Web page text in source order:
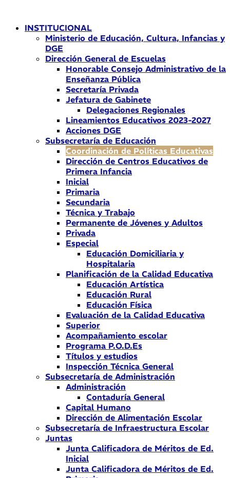
contenidoINSTITUCIONAL
Ministerio de Educación, Cultura, Infancias y
DGE
Dirección General de Escuelas
Honorable Consejo Administrativo de la
Enseñanza Pública
Secretaría Privada
Jefatura de Gabinete
Delegaciones Regionales
Lineamientos Educativos 2023-2027
Acciones DGE
Subsecretaría de Educación
Coordinación de Políticas Educativas
Dirección de Centros Educativos de
Primera Infancia
Inicial
Primaria
Secundaria
Técnica y Trabajo
Permanente de Jóvenes y Adultos
Privada
Especial
Educación Domiciliaria y
Hospitalaria
Planificación de la Calidad Educativa
Educación Artística
Educación Rural
Educación Física
Evaluación de la Calidad Educativa
Superior
Acompañamiento escolar
Programa P.O.D.Es
Títulos y estudios
Inspección Técnica General
Subsecretaría de Administración
Administración
Contaduría General
Capital Humano
Dirección de Alimentación Escolar
Subsecretaría de Infraestructura Escolar
Juntas
Junta Calificadora de Méritos de Ed.
Inicial
Junta Calificadora de Méritos de Ed.